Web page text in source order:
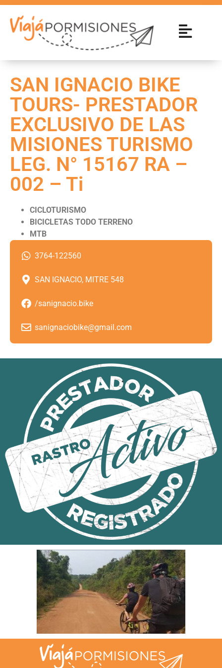
SAN IGNACIO BIKE
TOURS- PRESTADOR
EXCLUSIVO DE LAS
MISIONES TURISMO
LEG. N° 15167 RA –
002 – Ti
CICLOTURISMO
BICICLETAS TODO TERRENO
MTB
3764-122560
SAN IGNACIO, MITRE 548
/sanignacio.bike
sanignaciobike@gmail.com